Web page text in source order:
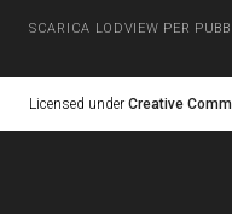
SCARICA LODVIEW PER
Licensed under Creative